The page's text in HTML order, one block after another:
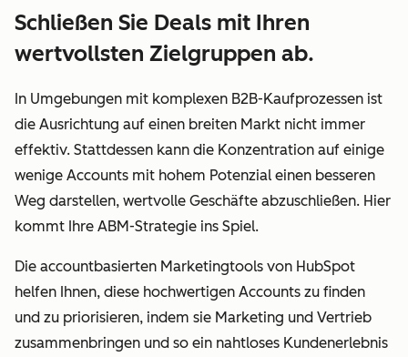
Schließen Sie Deals mit Ihren
wertvollsten Zielgruppen ab.
In Umgebungen mit komplexen B2B-Kaufprozessen ist
die Ausrichtung auf einen breiten Markt nicht immer
effektiv. Stattdessen kann die Konzentration auf einige
wenige Accounts mit hohem Potenzial einen besseren
Weg darstellen, wertvolle Geschäfte abzuschließen. Hier
kommt Ihre ABM-Strategie ins Spiel.
Die accountbasierten Marketingtools von HubSpot
helfen Ihnen, diese hochwertigen Accounts zu finden
und zu priorisieren, indem sie Marketing und Vertrieb
zusammenbringen und so ein nahtloses Kundenerlebnis